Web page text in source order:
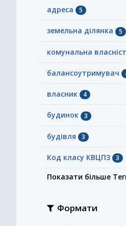
адреса 5
земельна ділянка 5
комунальна
балансоутримувач
власник 4
будинок 3
будівля 3
Код класу КВЦПЗ 3
Показати більше
Формати